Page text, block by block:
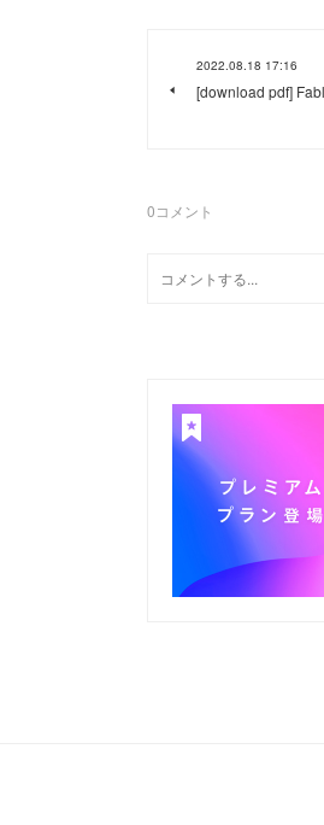
2022.08.18 17:16
[download pdf]
0コメント